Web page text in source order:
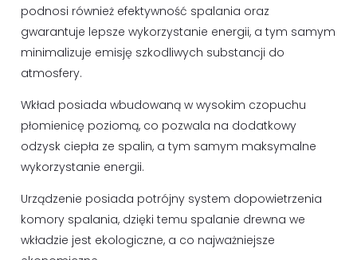
podnosi również efektywność spalania oraz
gwarantuje lepsze wykorzystanie energii, a tym samym
minimalizuje emisję szkodliwych substancji do
atmosfery.
Wkład posiada wbudowaną w wysokim czopuchu
płomienicę poziomą, co pozwala na dodatkowy
odzysk ciepła ze spalin, a tym samym maksymalne
wykorzystanie energii.
Urządzenie posiada potrójny system dopowietrzenia
komory spalania, dzięki temu spalanie drewna we
wkładzie jest ekologiczne, a co najważniejsze